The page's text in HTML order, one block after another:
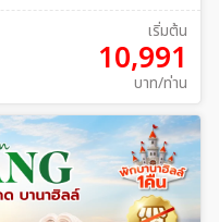
เริ่มต้น
10,991
บาท/ท่าน